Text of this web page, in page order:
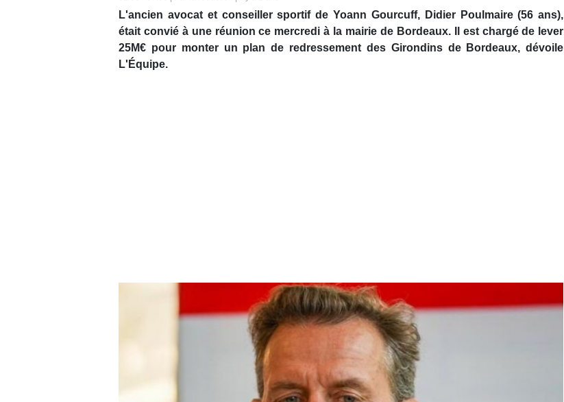
L'ancien avocat et conseiller sportif de Yoann Gourcuff, Didier Poulmaire (56 ans),
était convié à une réunion ce mercredi à la mairie de Bordeaux. Il est chargé de lever
25M€ pour monter un plan de redressement des Girondins de Bordeaux, dévoile
L'Équipe.